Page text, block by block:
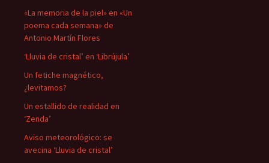
«La memoria de la piel» en «Un
poema cada semana» de
Antonio Martín Flores
‘Lluvia de cristal’ en ‘Librújula’
Un fetiche magnético,
¿levitamos?
Un estallido de realidad en
‘Zenda’
Aviso meteorológico: se
avecina ‘Lluvia de cristal’